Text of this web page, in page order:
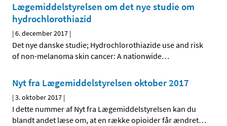
Lægemiddelstyrelsen om det nye studie om
hydrochlorothiazid
|6. december 2017 |
Det nye danske studie; Hydrochlorothiazide use and risk
of non-melanoma skin cancer: A nationwide…
Nyt fra Lægemiddelstyrelsen oktober 2017
|3. oktober 2017 |
I dette nummer af Nyt fra Lægemiddelstyrelsen kan du
blandt andet læse om, at en række opioider får ændret…